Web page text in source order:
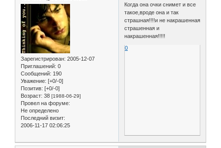
Зарегистрирован: 2005-12-07
Приглашений: 0
Сообщений: 190
Уважение: [+0/-0]
Позитив: [+0/-0]
Возраст: 38 [1988-06-29]
Провел на форуме:
Не определено
Последний визит:
2006-11-17 02:06:25
Когда она очки снимет и все
такое,вроде она и так
страшная!!!!и не накрашенная
страшенная и
накрашенная!!!!!
0